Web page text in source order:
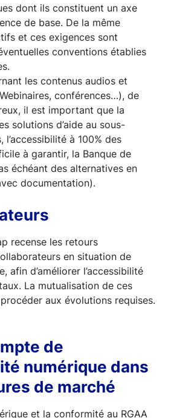
dont ils constituent un axe
de base. De la même
et ces exigences sont
conventions établies
les contenus audios et
conférences…), de
il est important que la
solutions d’aide au sous-
l’accessibilité à 100% des
à garantir, la Banque de
échéant des alternatives en
documentation).
recense les retours
en situation de
afin d’améliorer l’accessibilité
La mutualisation de ces
aux évolutions requises.
de
numérique dans
de marché
et la conformité au RGAA